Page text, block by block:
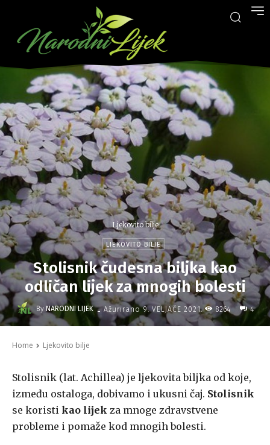
Ljekovito bilje
LJEKOVITO BILJE
Stolisnik čudesna biljka kao
odličan lijek za mnogih bolesti
By NARODNI LIJEK - Ažurirano 9. VELJAČE 2021. 8264 4
Home Ljekovito bilje
Stolisnik (lat. Achillea) je ljekovita biljka od koje,
između ostaloga, dobivamo i ukusni čaj. Stolisnik
se koristi kao lijek za mnoge zdravstvene
probleme i pomaže kod mnogih bolesti.